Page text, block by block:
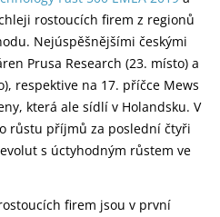
rostoucích firem z regionů
Nejúspěšnějšími českými
Prusa Research (23. místo) a
respektive na 17. příčce Mews
která ale sídlí v Holandsku. V
růstu příjmů za poslední čtyři
s úctyhodným růstem ve
firem jsou v první